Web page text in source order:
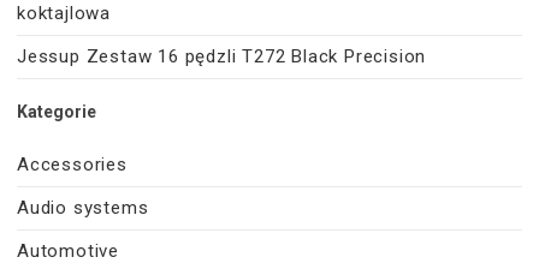
koktajlowa
Jessup Zestaw 16 pędzli T272 Black Precision
Kategorie
Accessories
Audio systems
Automotive